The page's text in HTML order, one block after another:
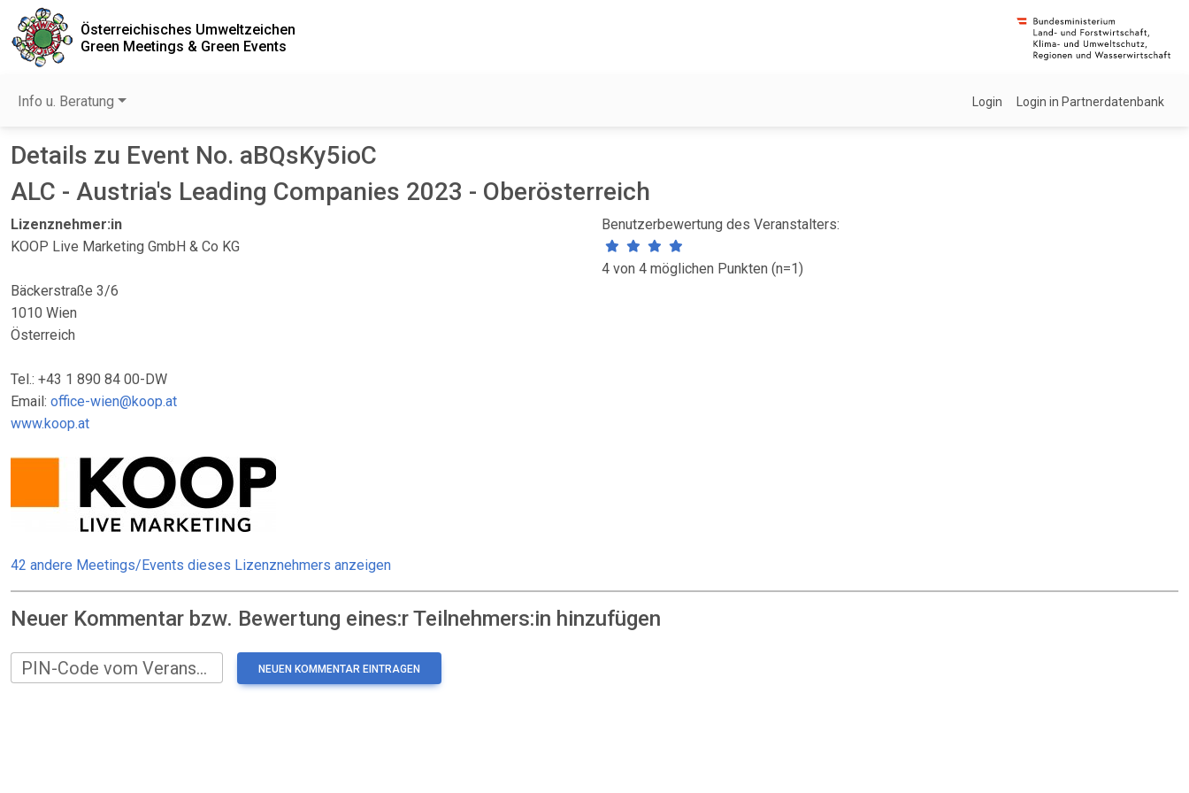
Österreichisches Umweltzeichen
Green Meetings & Green Events
Info u. Beratung Login Login in Partnerdatenbank
Details zu Event No. aBQsKy5ioC
ALC - Austria's Leading Companies 2023 - Oberösterreich
Lizenznehmer:in
KOOP Live Marketing GmbH & Co KG
Bäckerstraße 3/6
1010 Wien
Österreich
Tel.: +43 1 890 84 00-DW
Email: office-wien@koop.at
www.koop.at
42 andere Meetings/Events dieses Lizenznehmers anzeigen
Benutzerbewertung des Veranstalters:
4 von 4 möglichen Punkten (n=1)
Neuer Kommentar bzw. Bewertung eines:r Teilnehmers:in hinzufügen
PIN-Code vom Veranstalter